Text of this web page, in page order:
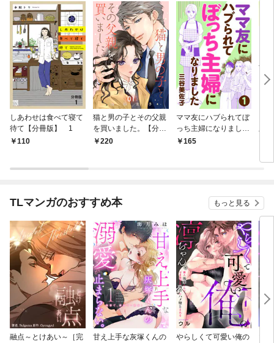
しあわせは食べて寝て
待て【分冊版】 1
110
猫と男の子とその父親
を買いました。【分冊
版】 1
220
ママ友にハブられてぼ
っち主婦になりました
【分冊版】 1
165
版
TLマンガのおすすめ本 もっと見る
融点～とけあい～［完
甘え上手な灰塚くんの
やらしくて可愛い俺の